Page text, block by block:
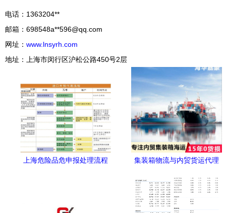
电话：1363204**
邮箱：698548a**596@qq.com
网址： www.lnsyrh.com
地址：上海市闵行区沪松公路450号2层
上海危险品危申报处理流程
集装箱物流与内贸货运代理
嘉豪为例